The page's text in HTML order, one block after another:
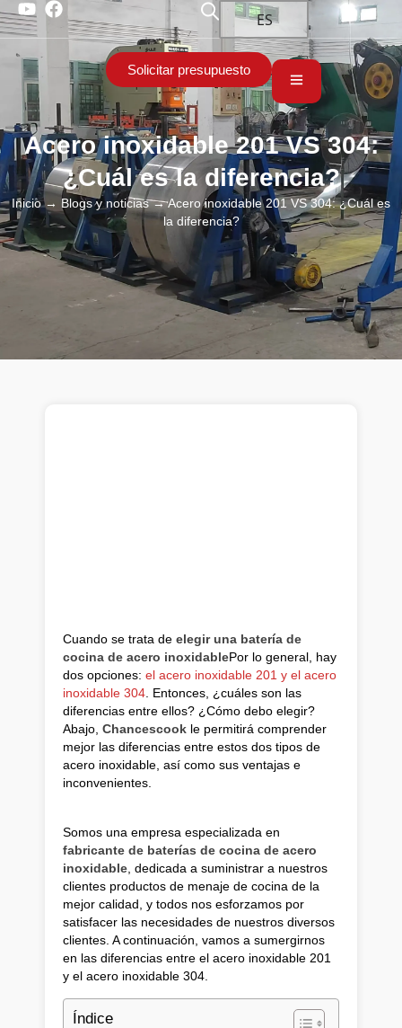
ES
Solicitar presupuesto
Acero inoxidable 201 VS 304:
¿Cuál es la diferencia?
Inicio→ Blogs y noticias→ Acero inoxidable 201 VS 304: ¿Cuál es
la diferencia?
Cuando se trata de elegir una batería de
cocina de acero inoxidablePor lo general, hay
dos opciones: el acero inoxidable 201 y el acero
inoxidable 304 . Entonces, ¿cuáles son las
diferencias entre ellos? ¿Cómo debo elegir?
Abajo, Chancescook le permitirá comprender
mejor las diferencias entre estos dos tipos de
acero inoxidable, así como sus ventajas e
inconvenientes.
Somos una empresa especializada en
fabricante de baterías de cocina de acero
inoxidable , dedicada a suministrar a nuestros
clientes productos de menaje de cocina de la
mejor calidad, y todos nos esforzamos por
satisfacer las necesidades de nuestros diversos
clientes. A continuación, vamos a sumergirnos
en las diferencias entre el acero inoxidable 201
y el acero inoxidable 304.
Índice